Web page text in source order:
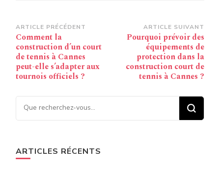
Navigation
d’article
ARTICLE PRÉCÉDENT
Comment la
construction d’un court
de tennis à Cannes
peut-elle s’adapter aux
tournois officiels ?
ARTICLE SUIVANT
Pourquoi prévoir des
équipements de
protection dans la
construction court de
tennis à Cannes ?
Vous recherchiez quelque
chose ?
ARTICLES RÉCENTS